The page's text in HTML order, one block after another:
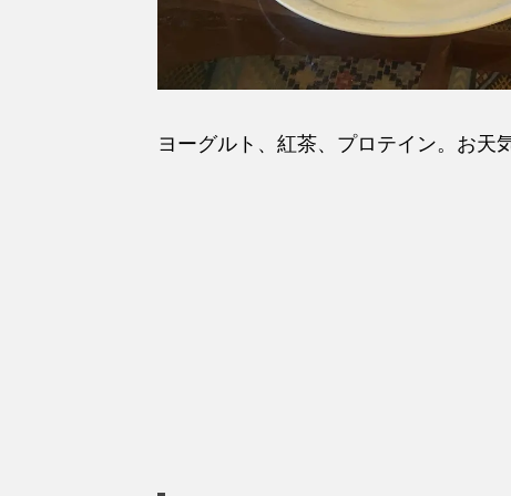
ヨーグルト、紅茶、プロテイン。お天